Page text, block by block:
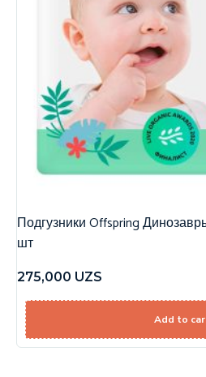
Подгузники Offspring
шт
275,000 UZS
Add to